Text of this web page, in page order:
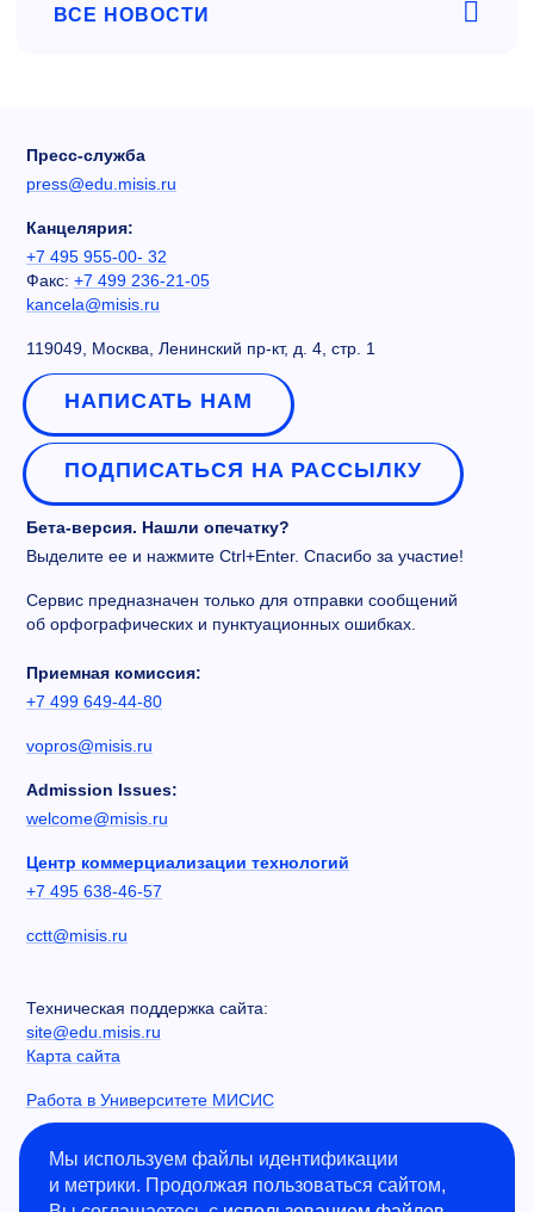
ВСЕ НОВОСТИ
Пресс-служба
press@edu.misis.ru
Канцелярия:
+7 495 955-00- 32
Факс: +7 499 236-21-05
kancela@misis.ru
119049, Москва, Ленинский пр-кт, д. 4, стр. 1
НАПИСАТЬ НАМ
ПОДПИСАТЬСЯ НА РАССЫЛКУ
Бета-версия. Нашли опечатку?
Выделите ее и нажмите Ctrl+Enter. Спасибо за участие!
Сервис предназначен только для отправки сообщений
об орфографических и пунктуационных ошибках.
Приемная комиссия:
+7 499 649-44-80
vopros@misis.ru
Admission Issues:
welcome@misis.ru
Центр коммерциализации технологий
+7 495 638-46-57
cctt@misis.ru
Техническая поддержка сайта:
site@edu.misis.ru
Карта сайта
Работа в Университете МИСИС
Сведения об образовательной организации
Информация о закупках
Мы используем файлы идентификации
и метрики. Продолжая пользоваться сайтом,